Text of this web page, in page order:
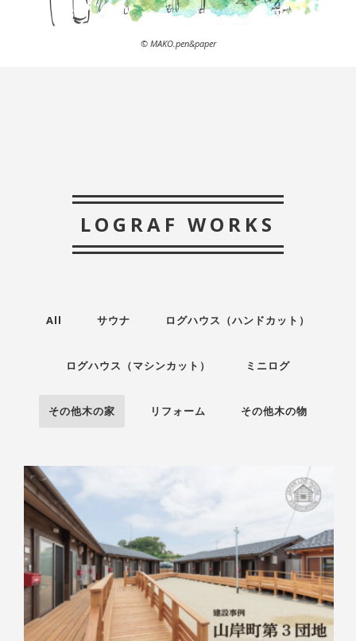
© MAKO.pen&paper
LOGRAF WORKS
All サウナ ログハウス（ハンドカット）
ログハウス（マシンカット） ミニログ
その他木の家 リフォーム その他木の物
017-020LS
ログハウス（マシンカット） その他木の家